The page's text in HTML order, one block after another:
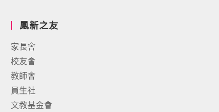
鳳新之友
家長會
校友會
教師會
員生社
文教基金會